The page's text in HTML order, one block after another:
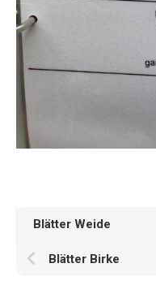
Blätter Weide
Blätter Birke